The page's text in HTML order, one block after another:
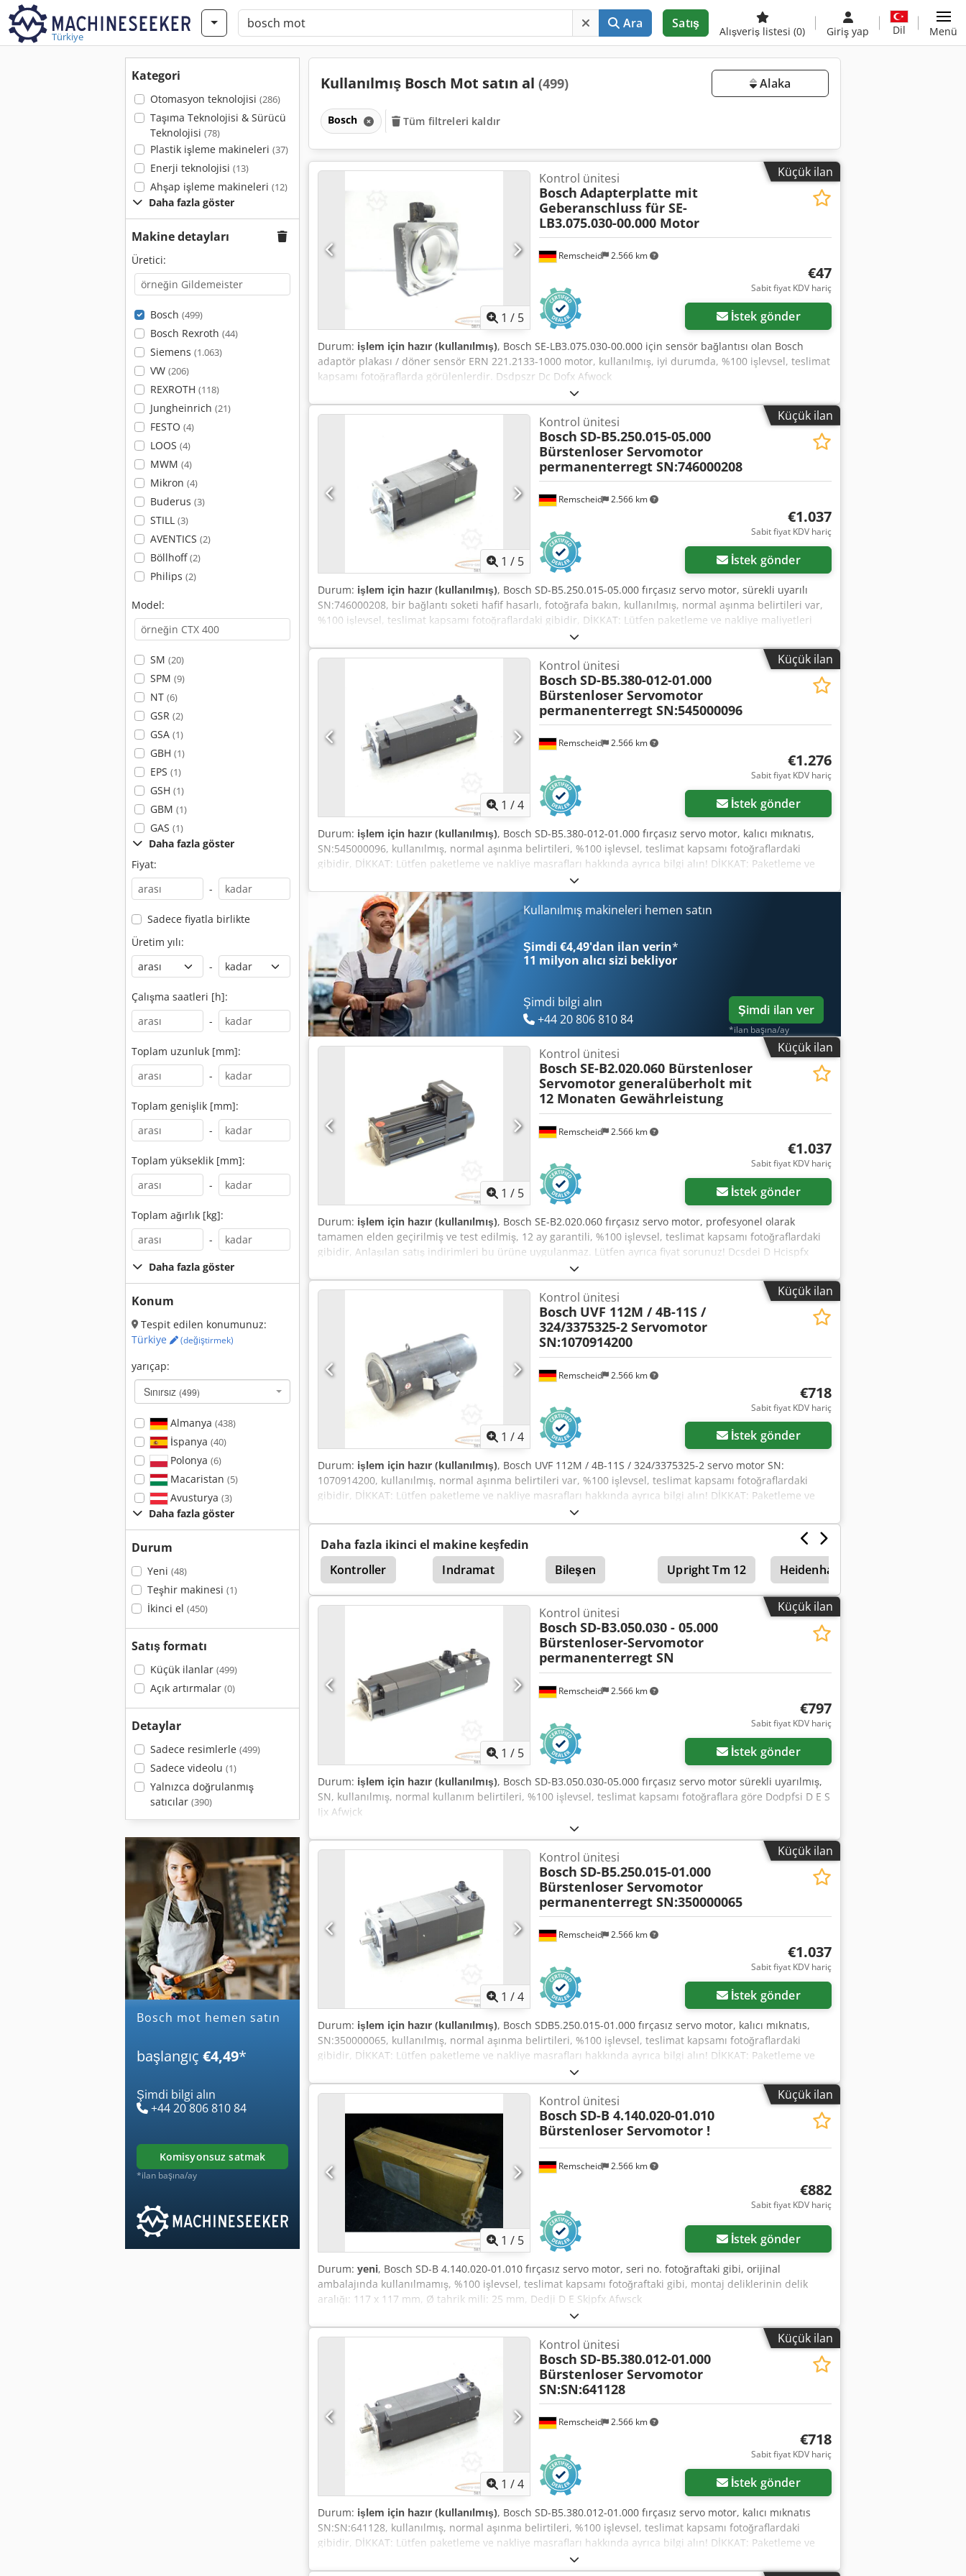
Türkiye
Ara Satış
Alışveriş listesi (0) Giriş yap Dil Menü
Kategori
Otomasyon teknolojisi (286)
Taşıma Teknolojisi & Sürücü
Teknolojisi (78)
Plastik işleme makineleri (37)
Enerji teknolojisi (13)
Ahşap işleme makineleri (12)
Daha fazla göster
Makine detayları
Üretici:
Bosch (499)
Bosch Rexroth (44)
Siemens (1.063)
VW (206)
REXROTH (118)
Jungheinrich (21)
FESTO (4)
LOOS (4)
MWM (4)
Mikron (4)
Buderus (3)
STILL (3)
AVENTICS (2)
Böllhoff(2)
Philips (2)
Model:
SM (20)
SPM (9)
NT (6)
GSR (2)
GSA (1)
GBH (1)
EPS (1)
GSH (1)
GBM (1)
GAS (1)
Daha fazla göster
Fiyat:
-
Sadece fiyatla birlikte
Üretim yılı:
-
Çalışma saatleri [h]:
-
Toplam uzunluk [mm]:
-
Toplam genişlik [mm]:
-
Toplam yükseklik [mm]:
-
Toplam ağırlık [kg]:
-
Daha fazla göster
Konum
Tespit edilen konumunuz:
Türkiye
(değiştirmek)
yarıçap:
Sınırsız (499)
Almanya (438)
İspanya (40)
Polonya (6)
Macaristan (5)
Avusturya (3)
Daha fazla göster
Durum
Yeni (48)
Teşhir makinesi (1)
İkinci el (450)
Satış formatı
Küçük ilanlar (499)
Açık artırmalar (0)
Detaylar
Sadece resimlerle (499)
Sadece videolu (1)
Yalnızca doğrulanmış
satıcılar (390)
bosch mot hemen satın
başlangıç €4,49*
Şimdi bilgi alın
+44 20 806 810 84
komisyonsuz satmak
*ilan başına/ay
Kullanılmış Bosch Mot satın al (499) Alaka
Bosch Tüm filtreleri kaldır
Küçük ilan
1 / 5
Remscheid 2.566 km
Kontrol ünitesi
Bosch Adapterplatte mit
Geberanschluss für SE-
LB3.075.030-00.000 Motor
€47
Sabit fiyat KDV hariç
İstek gönder
Durum: işlem için hazır (kullanılmış), Bosch SE-LB3.075.030-00.000 için sensör bağlantısı olan Bosch
adaptör plakası / döner sensör ERN 221.2133-1000 motor, kullanılmış, iyi durumda, %100 işlevsel, teslimat
kapsamı fotoğraflarda görülenlerdir. Dsdpszr Dc Dofx Afwock
Küçük ilan
1 / 5
Remscheid 2.566 km
Kontrol ünitesi
Bosch SD-B5.250.015-05.000
Bürstenloser Servomotor
permanenterregt SN:746000208
€1.037
Sabit fiyat KDV hariç
İstek gönder
Durum: işlem için hazır (kullanılmış), Bosch SD-B5.250.015-05.000 fırçasız servo motor, sürekli uyarılı
SN:746000208, bir bağlantı soketi hafif hasarlı, fotoğrafa bakın, kullanılmış, normal aşınma belirtileri var,
%100 işlevsel, teslimat kapsamı fotoğraflardaki gibidir, DİKKAT: Lütfen paketleme ve nakliye maliyetleri
hakkında ayrıca bilgi alın! DİKKAT: Paketleme ve nakliye için ayrı ayrı ücret bilgisi alınız! Dcjdei D E U Hepfx
Afwjk
Küçük ilan
1 /4
Remscheid 2.566 km
Kontrol ünitesi
Bosch SD-B5.380-012-01.000
Bürstenloser Servomotor
permanenterregt SN:545000096
€1.276
Sabit fiyat KDV hariç
İstek gönder
Durum: işlem için hazır (kullanılmış), Bosch SD-B5.380-012-01.000 fırçasız servo motor, kalıcı mıknatıs,
SN:545000096, kullanılmış, normal aşınma belirtileri, %100 işlevsel, teslimat kapsamı fotoğraflardaki
gibidir, DİKKAT: Lütfen paketleme ve nakliye masrafları hakkında ayrıca bilgi alın! DİKKAT: Paketleme ve
nakliye için ayrı ayrı ücret bilgisi alınız! Dedpfsi D Hbhox Afwjck
Kullanılmış makineleri hemen satın
Şimdi €4,49'dan ilan verin*
11 milyon alıcı sizi bekliyor
Şimdi bilgi alın
+44 20 806 810 84
Şimdi ilan ver
*ilan başına/ay
Küçük ilan
1 / 5
Remscheid 2.566 km
Kontrol ünitesi
Bosch SE-B2.020.060 Bürstenloser
Servomotor generalüberholt mit
12 Monaten Gewährleistung
€1.037
Sabit fiyat KDV hariç
İstek gönder
Durum: işlem için hazır (kullanılmış), Bosch SE-B2.020.060 fırçasız servo motor, profesyonel olarak
tamamen elden geçirilmiş ve test edilmiş, 12 ay garantili, %100 işlevsel, teslimat kapsamı fotoğraflardaki
gibidir, Anlaşılan satış indirimleri bu ürüne uygulanmaz. Lütfen ayrıca fiyat sorunuz! Dcsdei D Hcispfx
Küçük ilan
1 /4
Remscheid 2.566 km
Kontrol ünitesi
Bosch UVF 112M / 4B-11S /
324/3375325-2 Servomotor
SN:1070914200
€718
Sabit fiyat KDV hariç
İstek gönder
Durum: işlem için hazır (kullanılmış), Bosch UVF 112M / 4B-11S / 324/3375325-2 servo motor SN:
1070914200, kullanılmış, normal aşınma belirtileri var, %100 işlevsel, teslimat kapsamı fotoğraflardaki
gibidir, DİKKAT: Lütfen paketleme ve nakliye masrafları hakkında ayrıca bilgi alın! DİKKAT: Paketleme ve
nakliye için ayrı ayrı ücret bilgisi alınız! Dedpfx Aei D Hhcefwsck
Daha fazla ikinci el makine keşfedin
Kontroller
Indramat Bileşen Upright Tm 12 Heidenhain
Küçük ilan
1 / 5
Remscheid 2.566 km
Kontrol ünitesi
Bosch SD-B3.050.030 - 05.000
Bürstenloser-Servomotor
permanenterregt SN
€797
Sabit fiyat KDV hariç
İstek gönder
Durum: işlem için hazır (kullanılmış), Bosch SD-B3.050.030-05.000 fırçasız servo motor sürekli uyarılmış,
SN, kullanılmış, normal kullanım belirtileri, %100 işlevsel, teslimat kapsamı fotoğraflara göre Dodpfsi D E S
Ijx Afwjck
Küçük ilan
1 /4
Remscheid 2.566 km
Kontrol ünitesi
Bosch SD-B5.250.015-01.000
Bürstenloser Servomotor
permanenterregt SN:350000065
€1.037
Sabit fiyat KDV hariç
İstek gönder
Durum: işlem için hazır (kullanılmış), Bosch SDB5.250.015-01.000 fırçasız servo motor, kalıcı mıknatıs,
SN:350000065, kullanılmış, normal aşınma belirtileri, %100 işlevsel, teslimat kapsamı fotoğraflardaki
gibidir, DİKKAT: Lütfen paketleme ve nakliye masrafları hakkında ayrıca bilgi alın! DİKKAT: Paketleme ve
nakliye için ayrı ayrı ücret bilgisi alınız! Dodei D E U Aopfx Afwsck
Küçük ilan
1 / 5
Remscheid 2.566 km
Kontrol ünitesi
Bosch SD-B 4.140.020-01.010
Bürstenloser Servomotor !
€882
Sabit fiyat KDV hariç
İstek gönder
Durum: yeni, Bosch SD-B 4.140.020-01.010 fırçasız servo motor, seri no. fotoğraftaki gibi, orijinal
ambalajında kullanılmamış, %100 işlevsel, teslimat kapsamı fotoğraftaki gibi, montaj deliklerinin delik
aralığı: 117 x 117 mm, Ø tahrik mili: 25 mm, Dedji D E Skjpfx Afwsck
Küçük ilan
1 /4
Remscheid 2.566 km
Kontrol ünitesi
Bosch SD-B5.380.012-01.000
Bürstenloser Servomotor
SN:SN:641128
€718
Sabit fiyat KDV hariç
İstek gönder
Durum: işlem için hazır (kullanılmış), Bosch SD-B5.380.012-01.000 fırçasız servo motor, kalıcı mıknatıs
SN:SN:641128, kullanılmış, normal aşınma belirtileri, %100 işlevsel, teslimat kapsamı fotoğraflardaki
gibidir, DİKKAT: Lütfen paketleme ve nakliye masrafları hakkında ayrıca bilgi alın! DİKKAT: Paketleme ve
nakliye için ayrı ayrı ücret bilgisi alınız! Dcsdpfx Afsi D Hblewjk